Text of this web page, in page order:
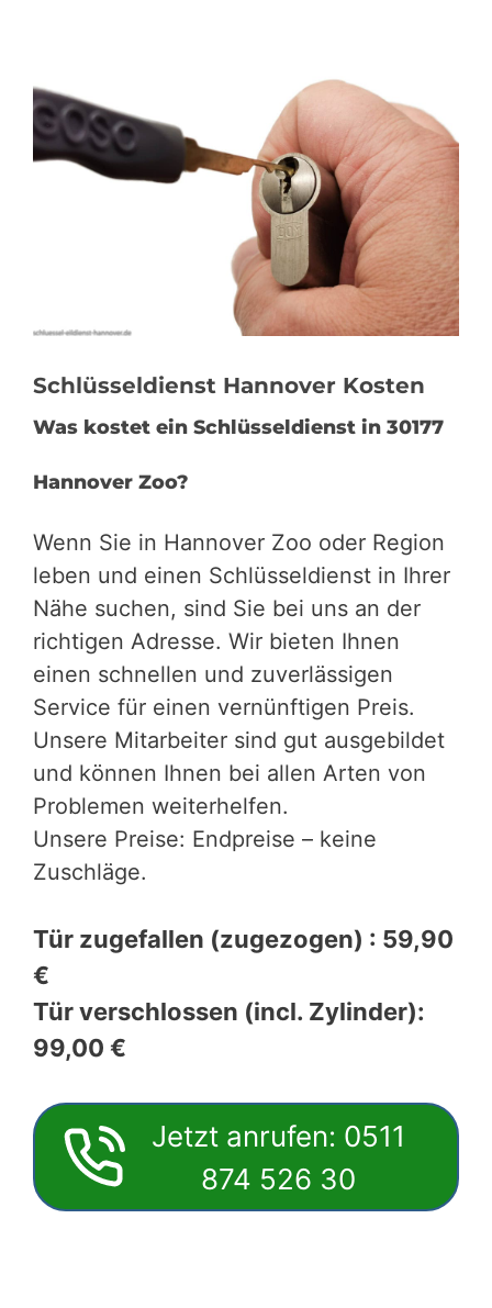
Schlüsseldienst Hannover Kosten
Was kostet ein Schlüsseldienst in 30177
Hannover Zoo?
Wenn Sie in Hannover Zoo oder Region
leben und einen Schlüsseldienst in Ihrer
Nähe suchen, sind Sie bei uns an der
richtigen Adresse. Wir bieten Ihnen
einen schnellen und zuverlässigen
Service für einen vernünftigen Preis.
Unsere Mitarbeiter sind gut ausgebildet
und können Ihnen bei allen Arten von
Problemen weiterhelfen.
Unsere Preise: Endpreise – keine
Zuschläge.
Tür zugefallen (zugezogen) : 59,90
€
Tür verschlossen (incl. Zylinder):
99,00 €
Jetzt anrufen: 0511
874 526 30